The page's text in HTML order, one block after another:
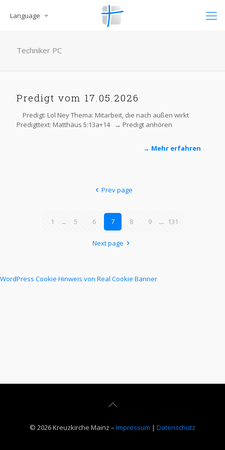
Language
Techniker PC
Predigt vom 17.05.2026
Predigt: Lol Ney Thema: Mitarbeit, die nach außen wirkt
Predigttext: Matthäus 5:13a+14 → Predigt anhören
→ Mehr erfahren
Prev page
1 ... 5 6 7 8 9 ... 131
Next page
© 2026 Kreuzkirche Mainz – Impressum | Datenschutz
WordPress Cookie Hinweis von Real Cookie Banner